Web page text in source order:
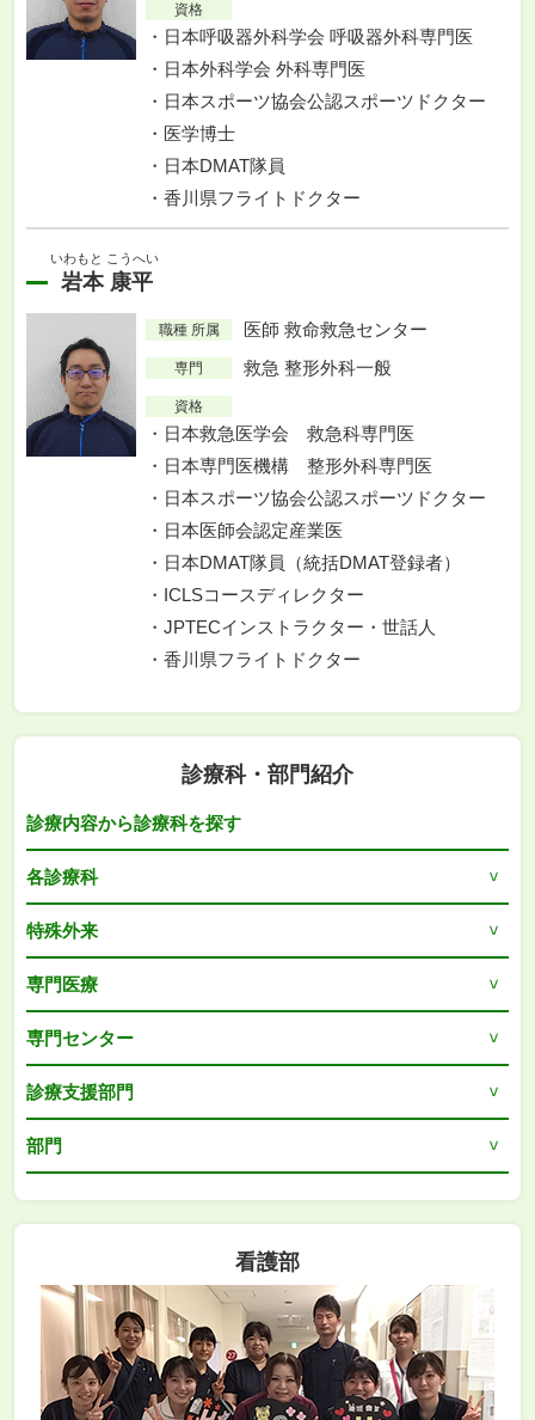
資格
日本呼吸器外科学会 呼吸器外科専門医
日本外科学会 外科専門医
日本スポーツ協会公認スポーツドクター
医学博士
日本DMAT隊員
香川県フライトドクター
いわもと こうへい
岩本 康平
職種 所属 医師 救命救急センター
専門 救急 整形外科一般
資格
日本救急医学会 救急科専門医
日本専門医機構 整形外科専門医
日本スポーツ協会公認スポーツドクター
日本医師会認定産業医
日本DMAT隊員（統括DMAT登録者）
ICLSコースディレクター
JPTECインストラクター・世話人
香川県フライトドクター
診療科・部門紹介
診療内容から診療科を探す
各診療科
特殊外来
専門医療
専門センター
診療支援部門
部門
看護部